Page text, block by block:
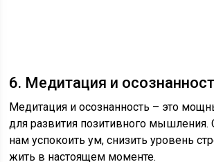
6. Медитация и
Медитация и осознанность – это
для развития позитивного
нам успокоить ум, снизить уровень
жить в настоящем моменте.